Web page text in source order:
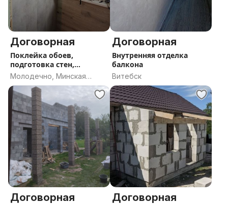
Договорная
Поклейка обоев,
подготовка стен,
Молодечно.
Молодечно, Минская
область
Договорная
Внутренняя отделка
балкона
Витебск
Договорная Договорная